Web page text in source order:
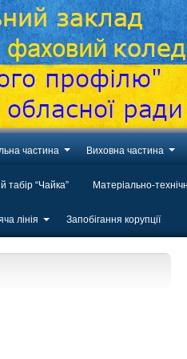
частина Виховна частина
табір “Чайка” Матеріально-
лінія Запобігання корупції